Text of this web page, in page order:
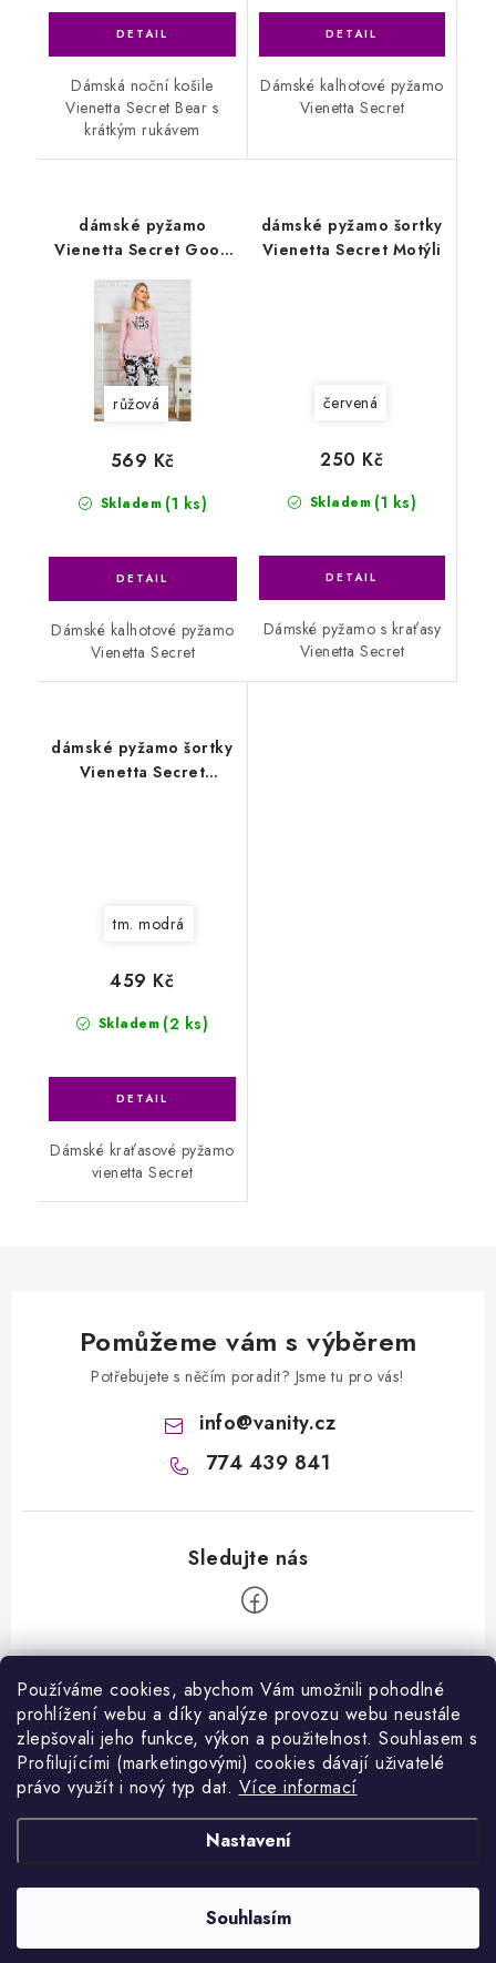
Používáme cookies, abychom Vám umožnili pohodlné
prohlížení webu a díky analýze provozu webu neustále
zlepšovali jeho funkce, výkon a použitelnost. Souhlasem s
Profilujícími (marketingovými) cookies dávají uživatelé
právo využít i nový typ dat. Více informací
Nastavení
Souhlasím
Dámská noční košile
Vienetta Secret Bear s
krátkým rukávem
Dámské kalhotové pyžamo
Vienetta Secret
dámské pyžamo
Vienetta Secret Good
vibes růžová
růžová
Skladem (1 ks)
569 Kč
Dámské kalhotové pyžamo
Vienetta Secret
dámské pyžamo šortky
Vienetta Secret Motýli
červená
Skladem (1 ks)
250 Kč
Dámské pyžamo s kraťasy
Vienetta Secret
dámské pyžamo šortky
Vienetta Secret
tm. modrá
Skladem (2 ks)
459 Kč
Dámské kraťasové pyžamo
vienetta Secret
Pomůžeme vám s výběrem
Potřebujete s něčím poradit? Jsme tu pro vás!
info@vanity.cz
774 439 841
Z
Informace pro vás
Kontakty
Jak nakupovat
Podmínky ochrany osobních údajů
Facebook
Přijímáme online platby
Vytvořil Shoptet
Copyright 2026VANITY.cz. Všechna práva vyhrazena.